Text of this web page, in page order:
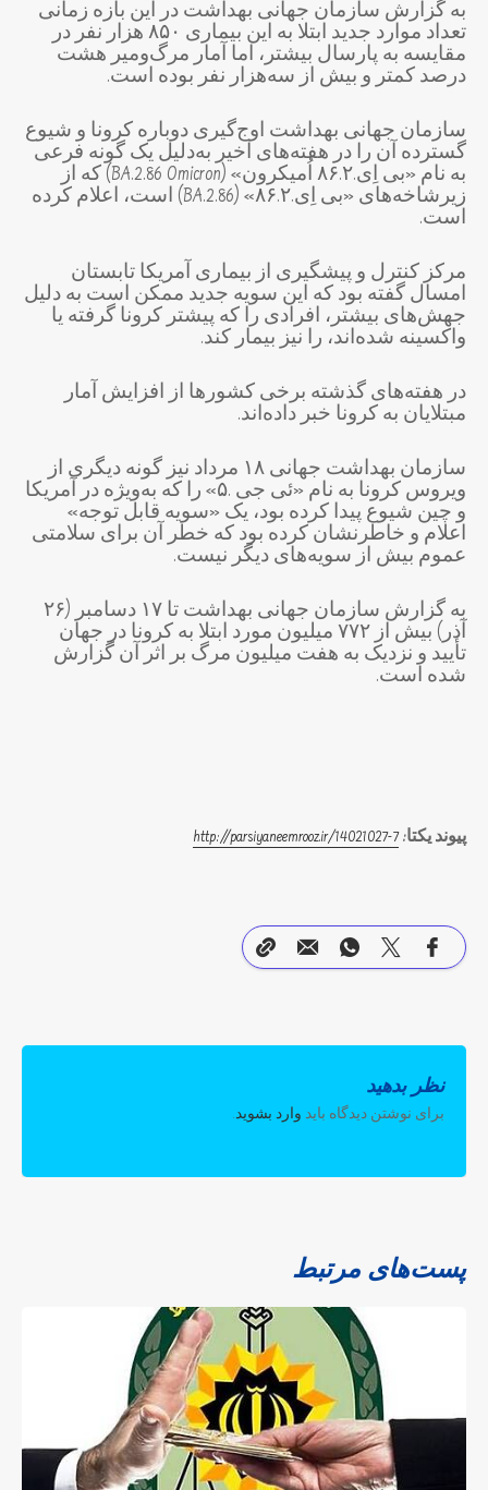
به گزارش سازمان جهانی بهداشت در این بازه زمانی
تعداد موارد جدید ابتلا به این بیماری ۸۵۰ هزار نفر در
مقایسه به پارسال بیشتر، اما آمار مرگ‌ومیر هشت
درصد کمتر و بیش از سه‌هزار نفر بوده است.
سازمان جهانی بهداشت اوج‌گیری دوباره کرونا و شیوع
گسترده آن را در هفته‌های اخیر به‌دلیل یک گونه فرعی
به نام «بی اِی.۸۶.۲ اُمیکرون» (BA.2.86 Omicron) که از
زیرشاخه‌های «بی اِی.۸۶.۲» (BA.2.86) است، اعلام کرده
است.
مرکز کنترل و پیشگیری از بیماری آمریکا تابستان
امسال گفته بود که این سویه جدید ممکن است به دلیل
جهش‌های بیشتر، افرادی را که پیشتر کرونا گرفته‌ یا
واکسینه شده‌اند، را نیز بیمار کند.
در هفته‌های گذشته برخی کشورها از افزایش آمار
مبتلایان به کرونا خبر داده‌اند.
سازمان بهداشت جهانی ۱۸ مرداد نیز گونه دیگری از
ویروس کرونا به نام «ئی جی .۵» را که به‌ویژه در آمریکا
و چین شیوع پیدا کرده بود، یک «سویه قابل توجه»
اعلام و خاطرنشان کرده بود که خطر آن برای سلامتی
عموم بیش از سویه‌های دیگر نیست.
به گزارش سازمان جهانی بهداشت تا ۱۷ دسامبر (۲۶
آذر) بیش از ۷۷۲ میلیون مورد ابتلا به کرونا در جهان
تأیید و نزدیک به هفت میلیون مرگ بر اثر آن گزارش
شده است.
پیوند یکتا: http://parsiyaneemrooz.ir/14021027-7
نظر بدهید
برای نوشتن دیدگاه باید وارد بشوید.
پست‌های مرتبط